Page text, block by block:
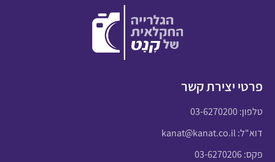
פרטי יצירת קשר
טלפון:03-6270200
דוא"ל:kanat@kanat.co.il
פקס: 03-6270206